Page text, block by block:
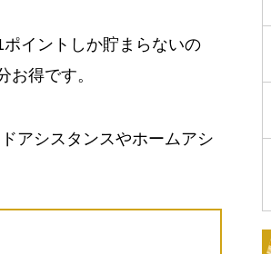
イントしか貯まらないの
得です。
アシスタンスやホームアシ